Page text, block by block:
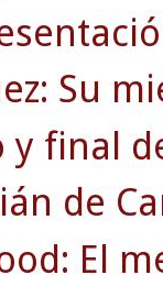
Su
y final
de
El